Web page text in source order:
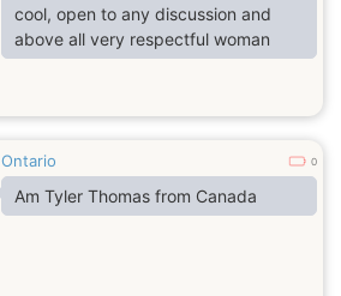
cool, open to any discussion and
above all very respectful woman
Ontario 0
Am Tyler Thomas from Canada